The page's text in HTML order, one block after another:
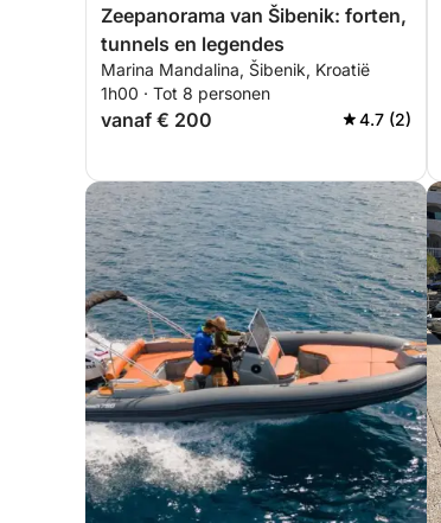
Zeepanorama van Šibenik: forten,
tunnels en legendes
Marina Mandalina, Šibenik, Kroatië
1h00 · Tot 8 personen
vanaf € 200 4.7 (2)